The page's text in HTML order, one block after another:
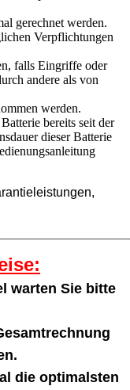
gerechnet werden.
Verpflichtungen
falls Eingriffe oder
andere als von
werden.
bereits seit der
dieser Batterie
warten Sie bitte
die optimalsten